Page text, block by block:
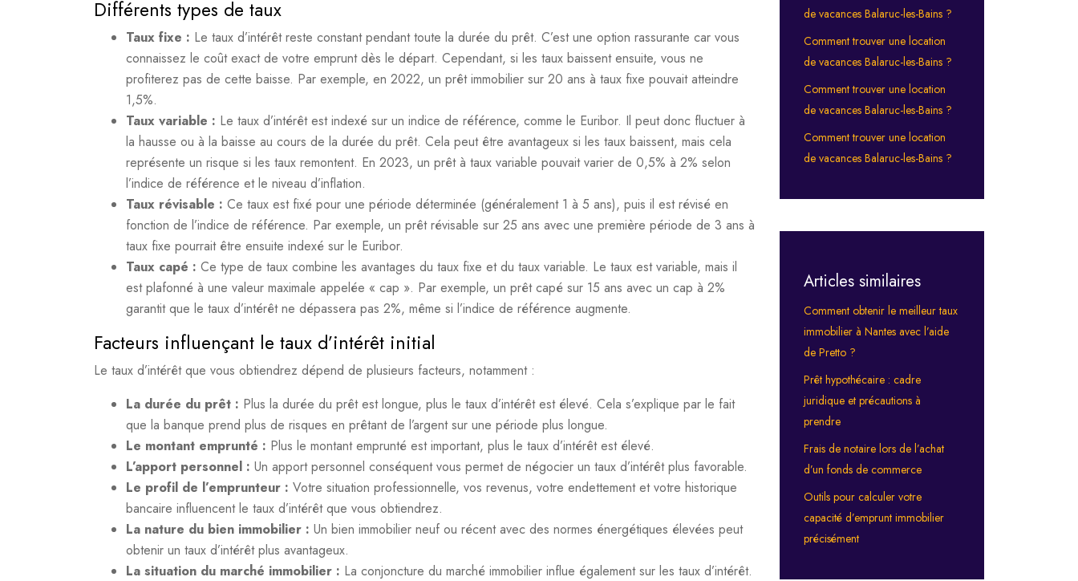
Différents types de taux
Taux fixe : Le taux d’intérêt reste constant pendant toute la durée du prêt. C’est une option rassurante car vous
connaissez le coût exact de votre emprunt dès le départ. Cependant, si les taux baissent ensuite, vous ne
profiterez pas de cette baisse. Par exemple, en 2022, un prêt immobilier sur 20 ans à taux fixe pouvait atteindre
1,5%.
Taux variable : Le taux d’intérêt est indexé sur un indice de référence, comme le Euribor. Il peut donc fluctuer à
la hausse ou à la baisse au cours de la durée du prêt. Cela peut être avantageux si les taux baissent, mais cela
représente un risque si les taux remontent. En 2023, un prêt à taux variable pouvait varier de 0,5% à 2% selon
l’indice de référence et le niveau d’inflation.
Taux révisable : Ce taux est fixé pour une période déterminée (généralement 1 à 5 ans), puis il est révisé en
fonction de l’indice de référence. Par exemple, un prêt révisable sur 25 ans avec une première période de 3 ans à
taux fixe pourrait être ensuite indexé sur le Euribor.
Taux capé : Ce type de taux combine les avantages du taux fixe et du taux variable. Le taux est variable, mais il
est plafonné à une valeur maximale appelée « cap ». Par exemple, un prêt capé sur 15 ans avec un cap à 2%
garantit que le taux d’intérêt ne dépassera pas 2%, même si l’indice de référence augmente.
Facteurs influençant le taux d’intérêt initial
Le taux d’intérêt que vous obtiendrez dépend de plusieurs facteurs, notamment :
La durée du prêt : Plus la durée du prêt est longue, plus le taux d’intérêt est élevé. Cela s’explique par le fait
que la banque prend plus de risques en prêtant de l’argent sur une période plus longue.
Le montant emprunté : Plus le montant emprunté est important, plus le taux d’intérêt est élevé.
L’apport personnel : Un apport personnel conséquent vous permet de négocier un taux d’intérêt plus favorable.
Le profil de l’emprunteur : Votre situation professionnelle, vos revenus, votre endettement et votre historique
bancaire influencent le taux d’intérêt que vous obtiendrez.
La nature du bien immobilier : Un bien immobilier neuf ou récent avec des normes énergétiques élevées peut
obtenir un taux d’intérêt plus avantageux.
La situation du marché immobilier : La conjoncture du marché immobilier influe également sur les taux d’intérêt.
de vacances Balaruc-les-Bains ?
Comment trouver une location
de vacances Balaruc-les-Bains ?
Comment trouver une location
de vacances Balaruc-les-Bains ?
Comment trouver une location
de vacances Balaruc-les-Bains ?
Articles similaires
Comment obtenir le meilleur taux
immobilier à Nantes avec l’aide
de Pretto ?
Prêt hypothécaire : cadre
juridique et précautions à
prendre
Frais de notaire lors de l’achat
d’un fonds de commerce
Outils pour calculer votre
capacité d’emprunt immobilier
précisément